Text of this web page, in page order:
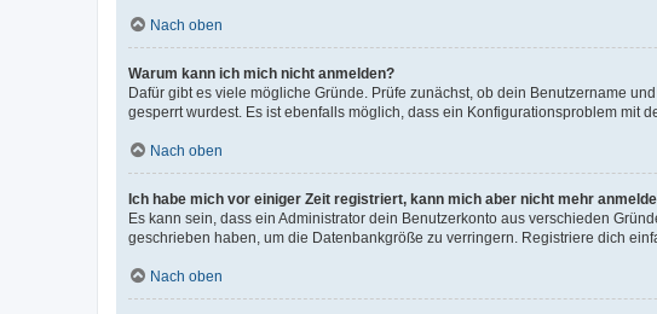
Nach oben
Warum kann ich mich nicht anmelden?
Dafür gibt es viele mögliche Gründe. Prüfe zunächst, ob dein Benutzername
gesperrt wurdest. Es ist ebenfalls möglich, dass ein Konfigurationsproblem mit
Nach oben
Ich habe mich vor einiger Zeit registriert, kann mich aber nicht mehr
Es kann sein, dass ein Administrator dein Benutzerkonto aus verschieden
geschrieben haben, um die Datenbankgröße zu verringern. Registriere dich
Nach oben